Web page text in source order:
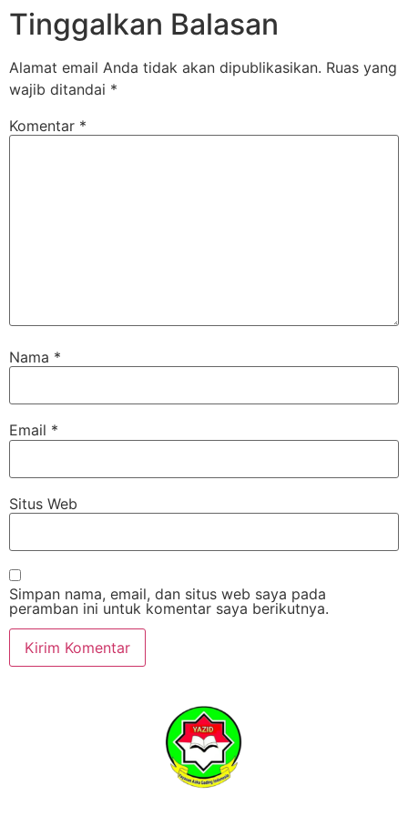
Tinggalkan Balasan
Alamat email Anda tidak akan dipublikasikan. Ruas yang
wajib ditandai *
Komentar *
Nama *
Email *
Situs Web
Simpan nama, email, dan situs web saya pada
peramban ini untuk komentar saya berikutnya.